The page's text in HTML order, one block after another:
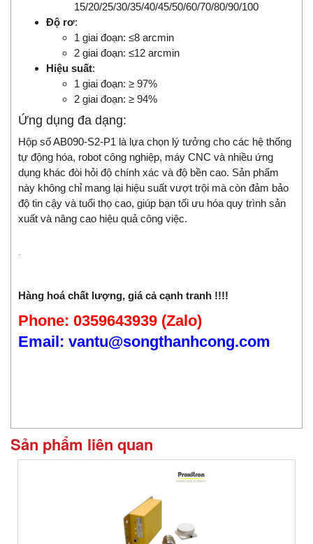
15/20/25/30/35/40/45/50/60/70/80/90/100
Độ rơ:
1 giai đoạn: ≤8 arcmin
2 giai đoạn: ≤12 arcmin
Hiệu suất:
1 giai đoạn: ≥ 97%
2 giai đoạn: ≥ 94%
Ứng dụng đa dạng:
Hộp số AB090-S2-P1 là lựa chọn lý tưởng cho các hệ thống
tự động hóa, robot công nghiệp, máy CNC và nhiều ứng
dụng khác đòi hỏi độ chính xác và độ bền cao. Sản phẩm
này không chỉ mang lại hiệu suất vượt trội mà còn đảm bảo
độ tin cậy và tuổi thọ cao, giúp bạn tối ưu hóa quy trình sản
xuất và nâng cao hiệu quả công việc.
.
Hàng hoá chất lượng, giá cả cạnh tranh !!!!
Phone: 0359643939 (Zalo)
Email: vantu@songthanhcong.com
Sản phẩm liên quan